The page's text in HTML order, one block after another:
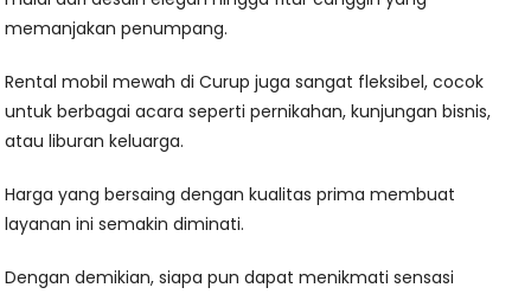
memanjakan penumpang.
Rental mobil mewah di Curup juga sangat fleksibel, cocok
untuk berbagai acara seperti pernikahan, kunjungan bisnis,
atau liburan keluarga.
Harga yang bersaing dengan kualitas prima membuat
layanan ini semakin diminati.
Dengan demikian, siapa pun dapat menikmati sensasi